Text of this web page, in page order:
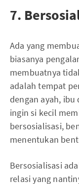
7.
Ada yang
biasanya
membuatnya
adalah tempat
dengan ayah, ibu
ingin si kecil
bersosialisasi,
menentukan
Bersosialisasi
relasi yang